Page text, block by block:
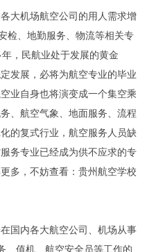
机场航空公司的用人需求增
检、地勤服务、物流等相关专
，民航业处于发展的黄金
发展，必将为航空专业的毕业
业自身也将演变成一个集空乘
、航空气象、地面服务、流程
的复式行业，航空服务人员缺
务专业已经成为供不应求的专
多，不妨查看：贵州航空学校
内各大航空公司、机场从事
、值机、航空安全员等工作的